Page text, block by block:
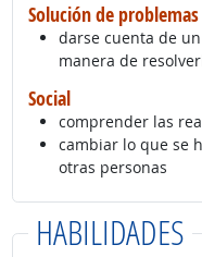
Solución de problemas
darse cuenta de
manera de
Social
comprender las
cambiar lo que se
otras personas
HABILIDADES